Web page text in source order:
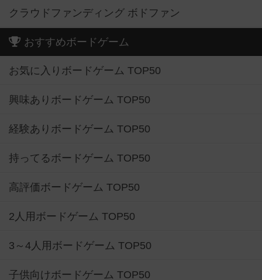
クラウドファンディング ボドファン
おすすめボードゲーム
お気に入りボードゲーム TOP50
興味ありボードゲーム TOP50
経験ありボードゲーム TOP50
持ってるボードゲーム TOP50
高評価ボードゲーム TOP50
2人用ボードゲーム TOP50
3～4人用ボードゲーム TOP50
子供向けボードゲーム TOP50